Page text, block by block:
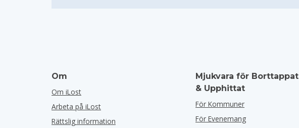
Om
Om iLost
Arbeta på iLost
Rättslig information
Mjukvara för Borttappat
& Upphittat
För Kommuner
För Evenemang